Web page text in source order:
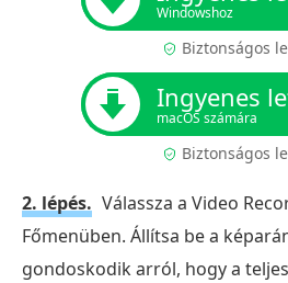
Windowshoz
Biztonságos
Ingyenes
macOS számára
Biztonságos
2. lépés. Válassza a Video
Főmenüben. Állítsa be a
gondoskodik arról, hogy a